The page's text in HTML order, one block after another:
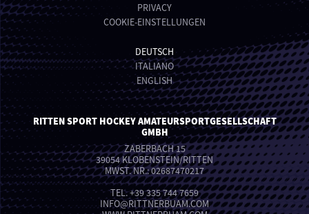
PRIVACY
COOKIE-EINSTELLUNGEN
DEUTSCH
ITALIANO
ENGLISH
RITTEN SPORT HOCKEY AMATEURSPORTGESELLSCHAFT
GMBH
ZABERBACH 15
39054 KLOBENSTEIN/RITTEN
MWST. NR.: 02687470217
TEL.+39 335 744 7659
INFO@RITTNERBUAM.COM